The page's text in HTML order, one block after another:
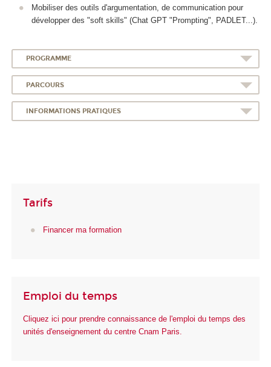
Mobiliser des outils d'argumentation, de communication pour
développer des "soft skills" (Chat GPT "Prompting", PADLET...).
PROGRAMME
PARCOURS
INFORMATIONS PRATIQUES
Tarifs
Financer ma formation
Emploi du temps
Cliquez ici pour prendre connaissance de l'emploi du temps des
unités d'enseignement du centre Cnam Paris.